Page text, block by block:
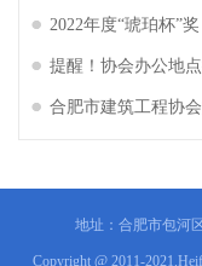
2022年度“琥珀杯”
提醒！协会办公地
合肥市建筑工程协
地址：合肥市包河
Copyright @ 2011-